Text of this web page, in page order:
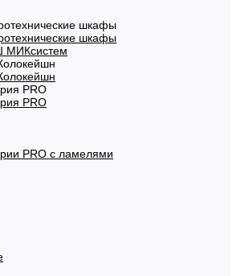
шкафы
шкафы
МИКсистем
PRO
PRO
PRO с ламелями